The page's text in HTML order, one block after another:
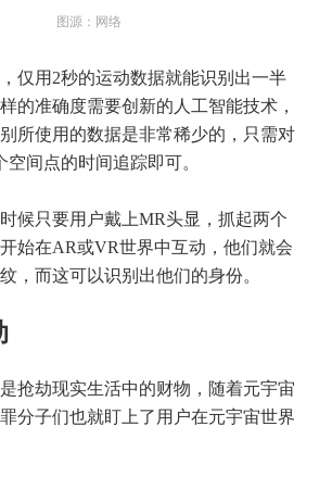
图源：网络
仅用2秒的运动数据就能识别出一半
的准确度需要创新的人工智能技术，
所使用的数据是非常稀少的，只需对
间点的时间追踪即可。
候只要用户戴上MR头显，抓起两个
始在AR或VR世界中互动，他们就会
，而这可以识别出他们的身份。
抢劫现实生活中的财物，随着元宇宙
分子们也就盯上了用户在元宇宙世界